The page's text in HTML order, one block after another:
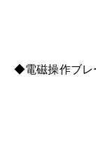
◆電磁操作ブレ